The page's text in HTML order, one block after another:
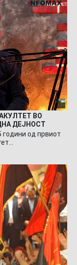
ВО
ДЕЈНОСТ
од првиот